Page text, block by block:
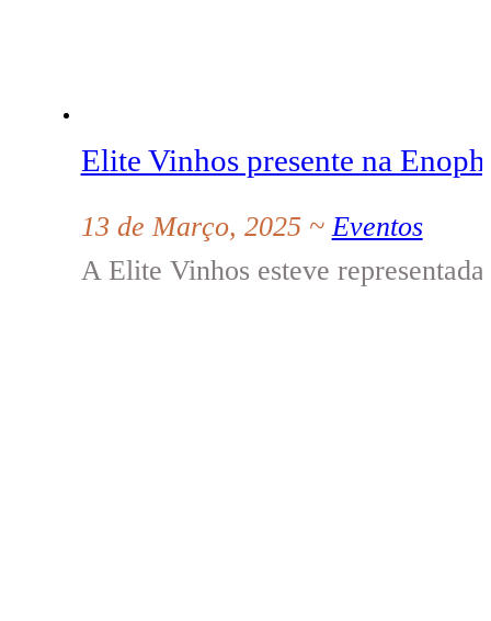
Elite Vinhos presente na
13 de Março, 2025 ~Eventos
A Elite Vinhos esteve